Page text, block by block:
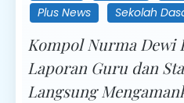
Plus News
Sekolah
Kompol Nurma Dewi
Laporan Guru dan
Langsung